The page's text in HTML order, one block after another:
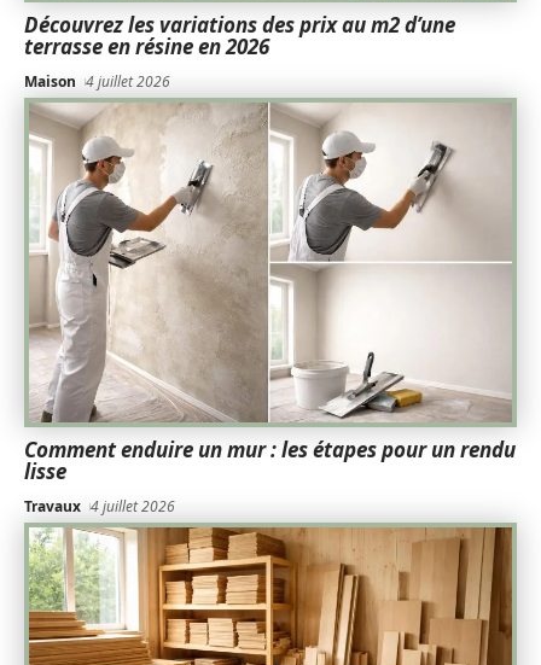
Découvrez les variations des prix au m2 d’une
terrasse en résine en 2026
Maison 4 juillet 2026
Comment enduire un mur : les étapes pour un rendu
lisse
Travaux 4 juillet 2026